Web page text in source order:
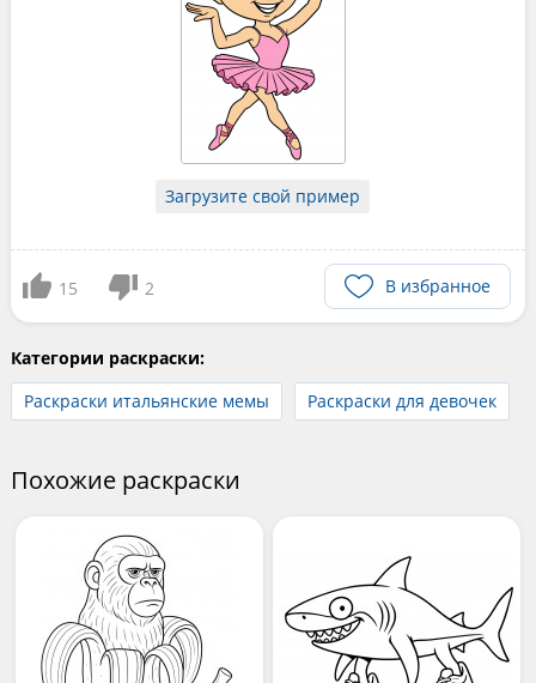
Загрузите свой пример
15 2 В избранное
Категории раскраски:
Раскраски итальянские мемы
Раскраски для девочек
Похожие раскраски